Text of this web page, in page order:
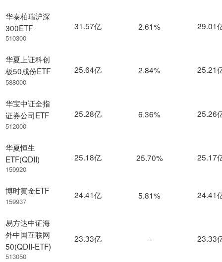
华泰柏瑞沪深
300ETF
510300
华夏上证科创
板50成份ETF
588000
华宝中证全指
证券公司ETF
512000
华夏恒生
ETF(QDII)
159920
博时黄金ETF
159937
易方达中证海
外中国互联网
50(QDII-ETF)
513050
31.57亿 2.61% 29.01
25.64亿 2.84% 25.21
25.28亿 6.36% 25.26
25.18亿 25.70% 25.17
24.41亿 5.81% 24.41
23.33亿 -- 23.33